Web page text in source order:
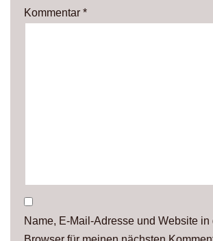
Kommentar *
Name, E-Mail-Adresse und Website in